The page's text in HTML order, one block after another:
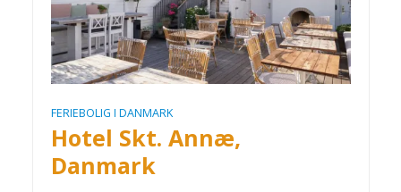
FERIEBOLIG I DANMARK
Hotel Skt. Annæ,
Danmark